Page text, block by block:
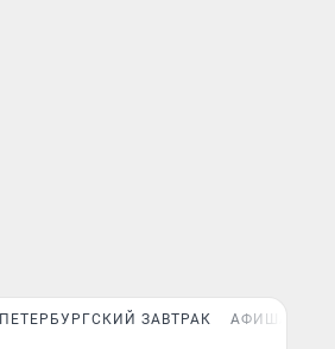
ПЕТЕРБУРГСКИЙ ЗАВТРАК АФИША PLUS